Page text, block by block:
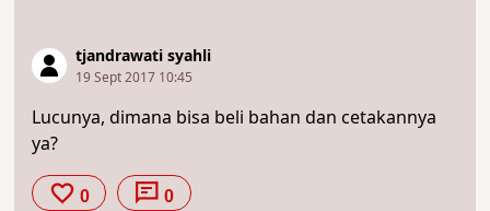
tjandrawati syahli
19 Sept 2017 10:45
Lucunya, dimana bisa beli bahan dan cetakannya
ya?
0 0